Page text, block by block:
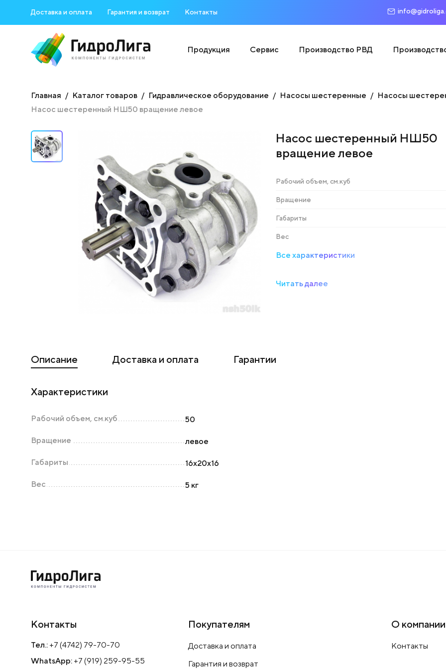
Доставка и оплата Гарантия и возврат Контакты
Продукция Сервис Производство РВД
Главная Каталог товаров Гидравлическое оборудование Насосы шестеренные
Насосы
Насос шестеренный НШ50 вращение левое
Насос шестеренный НШ50
вращение левое
Рабочий объем, см.куб
Вращение
Габариты
Вес
Все характеристики
Читать далее
Описание Доставка и оплата Гарантии
Характеристики
Рабочий объем, см.куб 50
Вращение левое
Габариты 16х20х16
Вес 5 кг
Контакты
Тел.: +7 (4742) 79-70-70
WhatsApp: +7 (919) 259-95-55
Покупателям
Доставка и оплата
Гарантия и возврат
О компании
Контакты